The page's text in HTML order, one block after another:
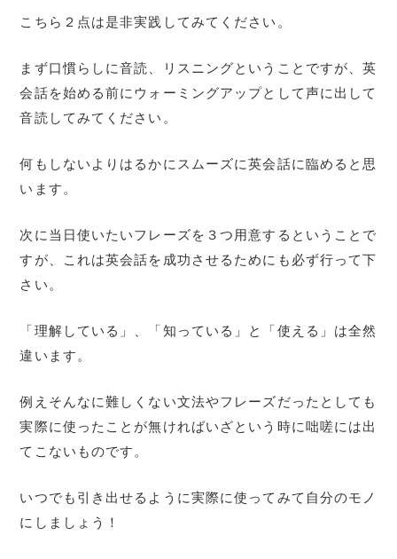
こちら２点は是非実践してみてください。
まず口慣らしに音読、リスニングということですが、英
会話を始める前にウォーミングアップとして声に出して
音読してみてください。
何もしないよりはるかにスムーズに英会話に臨めると思
います。
次に当日使いたいフレーズを３つ用意するということで
すが、これは英会話を成功させるためにも必ず行って下
さい。
「理解している」、「知っている」と「使える」は全然
違います。
例えそんなに難しくない文法やフレーズだったとしても
実際に使ったことが無ければいざという時に咄嗟には出
てこないものです。
いつでも引き出せるように実際に使ってみて自分のモノ
にしましょう！